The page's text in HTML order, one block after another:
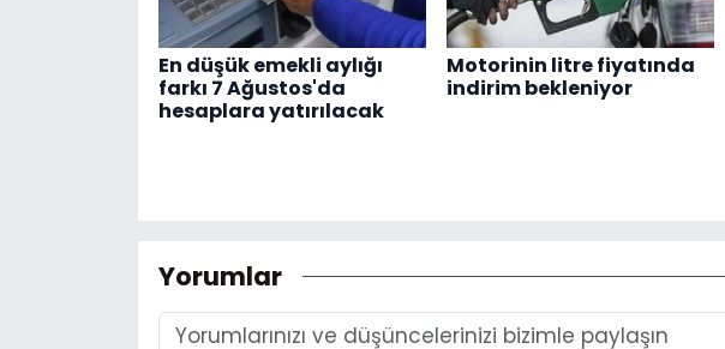
En düşük emekli aylığı
farkı 7 Ağustos'da
hesaplara yatırılacak
Motorinin litre fiyatında
indirim bekleniyor
Yorumlar